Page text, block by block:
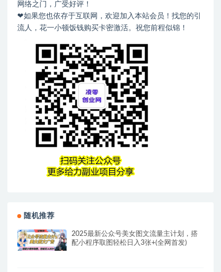
网络之门，广受好评！
❤如果您也依存于互联网，欢迎加入本站会员！找您的引
流人，花一小顿饭钱购买卡密激活。祝您前程似锦！
随机推荐
2025最新公众号美女图文流量主计划，搭
配小程序取图轻松日入3张+(全网首发)